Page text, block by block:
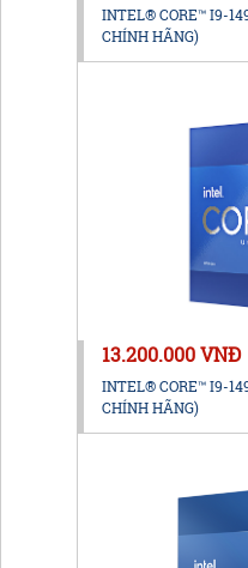
INTEL® CORE™ I9-
CHÍNH HÃNG)
13.200.000 VNĐ
INTEL® CORE™ I9-
CHÍNH HÃNG)